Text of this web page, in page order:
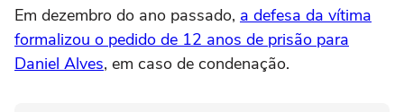
Em dezembro do ano passado, a defesa da vítima
formalizou o pedido de 12 anos de prisão para
Daniel Alves, em caso de condenação.